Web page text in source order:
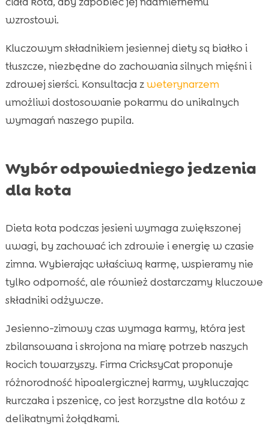
wzrostowi.
Kluczowym składnikiem jesiennej diety są białko i
tłuszcze, niezbędne do zachowania silnych mięśni i
zdrowej sierści. Konsultacja zweterynarzem
umożliwi dostosowanie pokarmu do unikalnych
wymagań naszego pupila.
Wybór odpowiedniego jedzenia
dla kota
Dieta kota podczas jesieni wymaga zwiększonej
uwagi, by zachować ich zdrowie i energię w czasie
zimna. Wybierając właściwą karmę, wspieramy nie
tylko odporność, ale również dostarczamy kluczowe
składniki odżywcze.
Jesienno-zimowy czas wymaga karmy, która jest
zbilansowana i skrojona na miarę potrzeb naszych
kocich towarzyszy. Firma CricksyCat proponuje
różnorodność hipoalergicznej karmy, wykluczając
kurczaka i pszenicę, co jest korzystne dla kotów z
delikatnymi żołądkami.